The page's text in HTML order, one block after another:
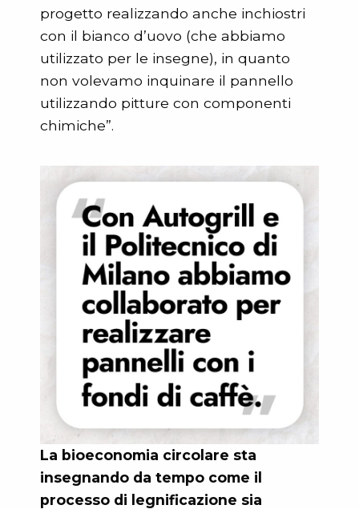
progetto realizzando anche inchiostri
con il bianco d’uovo (che abbiamo
utilizzato per le insegne), in quanto
non volevamo inquinare il pannello
utilizzando pitture con componenti
chimiche”.
La bioeconomia circolare sta
insegnando da tempo come il
processo di legnificazione sia